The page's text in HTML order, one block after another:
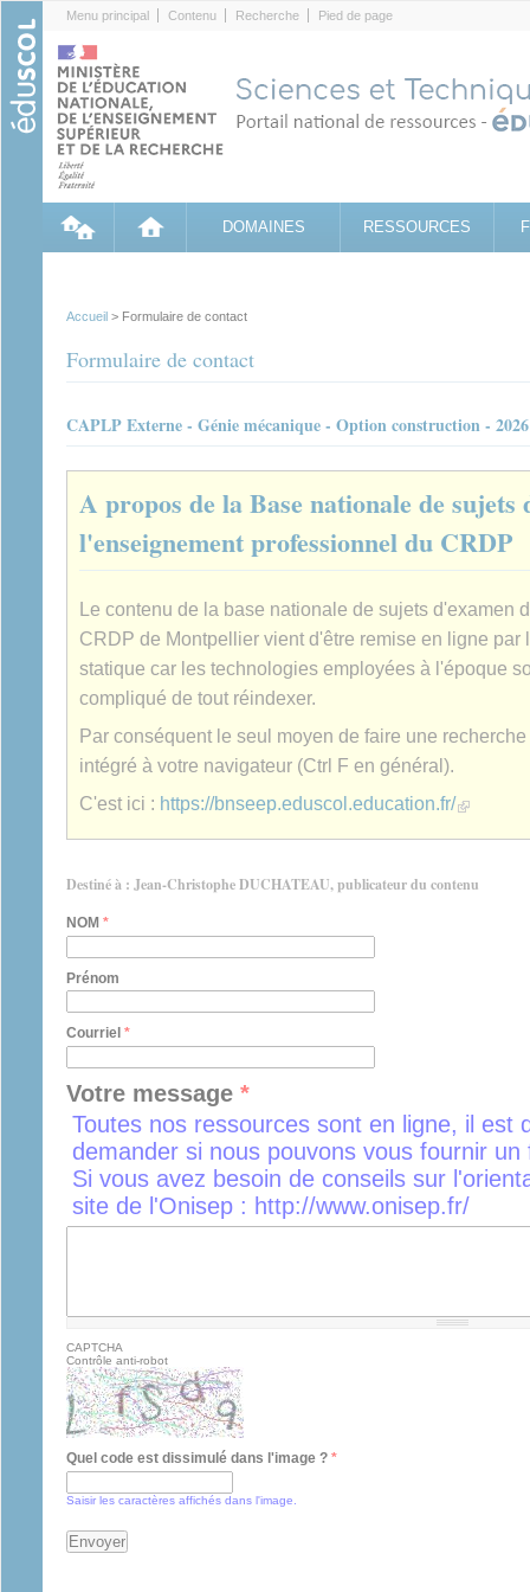
Menu principal Contenu Recherche Pied de page
DOMAINES RESSOURCES
Accueil > Formulaire de contact
Formulaire de contact
CAPLP Externe - Génie mécanique - Option construction -
A propos de la Base nationale de sujets
l'enseignement professionnel du CRDP
Le contenu de la base nationale de sujets d'examen
CRDP de Montpellier vient d'être remise en ligne par
statique car les technologies employées à l'époque
compliqué de tout réindexer.
Par conséquent le seul moyen de faire une
intégré à votre navigateur (Ctrl F en général).
C'est ici : https://bnseep.eduscol.education.fr/(link is
Destiné à : Jean-Christophe DUCHATEAU, publicateur du contenu
NOM *
Prénom
Courriel *
Votre message *
Toutes nos ressources sont en ligne, il est
demander si nous pouvons vous fournir
Si vous avez besoin de conseils sur
site de l'Onisep : http://www.onisep.fr/
CAPTCHA
Contrôle anti-robot
Quel code est dissimulé dans l'image ? *
Saisir les caractères affichés dans l'image.